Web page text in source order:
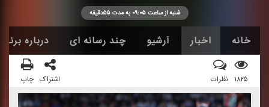
شنبه از ساعت ۰۹:۰۵ به مدت ۵۵دقیقه
خانه اخبار آرشیو چند رسانه ای درباره
۱۸۲۵ نظرات اشتراک چاپ